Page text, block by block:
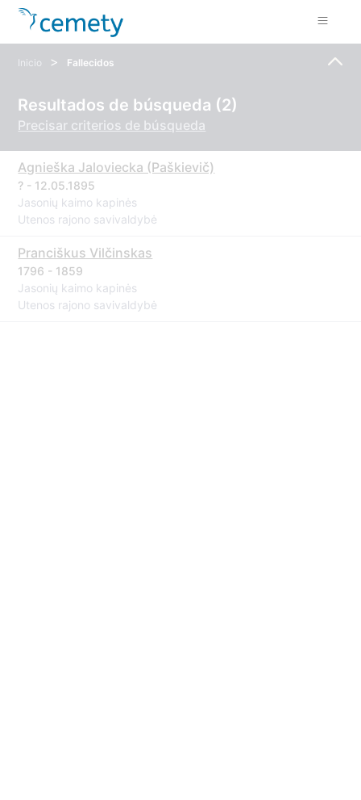
Inicio > Fallecidos
Resultados de búsqueda (2)
Precisar criterios de búsqueda
Agnieška Jaloviecka (Paškievič)
? - 12.05.1895
Jasonių kaimo kapinės
Utenos rajono savivaldybė
Pranciškus Vilčinskas
1796 - 1859
Jasonių kaimo kapinės
Utenos rajono savivaldybė